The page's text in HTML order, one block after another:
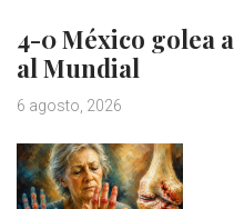
4-0 México golea
al Mundial
6 agosto, 2026